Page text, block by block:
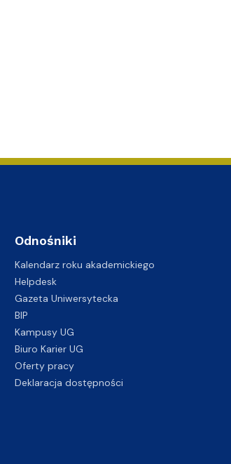
Odnośniki
Kalendarz roku akademickiego
Helpdesk
Gazeta Uniwersytecka
BIP
Kampusy UG
Biuro Karier UG
Oferty pracy
Deklaracja dostępności